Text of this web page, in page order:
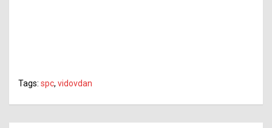
Tags: spc, vidovdan